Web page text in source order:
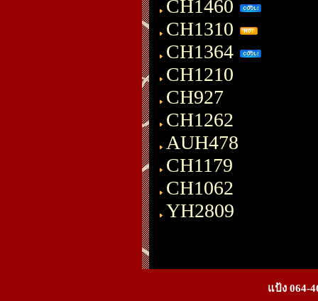
CH1460
CH1310
CH1364
CH1210
CH927
CH1262
AUH478
CH1179
CH1062
YH2809
แป้ง 064-